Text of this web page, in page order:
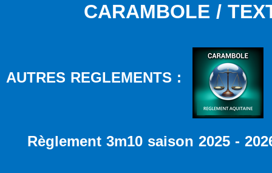
CARAMBOLE /
AUTRES REGLEMENTS :
Règlement 3m10 saison 2025 -